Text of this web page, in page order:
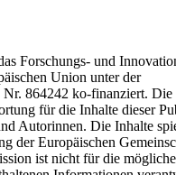
Forschungs- und
Union unter der
864242 ko-finanziert. Die
für die Inhalte dieser
Autorinnen. Die Inhalte
der Europäischen
ist nicht für die mögliche